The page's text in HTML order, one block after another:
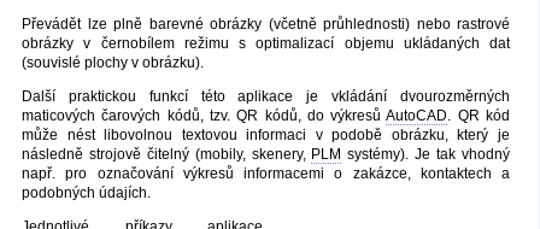
Převádět lze plně barevné obrázky (včetně průhlednosti) nebo rastrové
obrázky v černobílem režimu s optimalizací objemu ukládaných dat
(souvislé plochy v obrázku).
Další praktickou funkcí této aplikace je vkládání dvourozměrných
maticových čarových kódů, tzv. QR kódů, do výkresůAutoCAD. QR kód
může nést libovolnou textovou informaci v podobě obrázku, který je
následně strojově čitelný (mobily, skenery, PLM systémy). Je tak vhodný
např. pro označování výkresů informacemi o zakázce, kontaktech a
podobných údajích.